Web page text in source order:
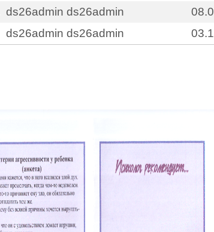
ds26admin ds26admin
ds26admin ds26admin